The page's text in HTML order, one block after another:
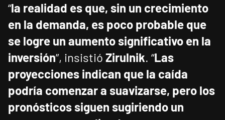
“la realidad es que, sin un crecimiento
en la demanda, es poco probable que
se logre un aumento significativo en la
inversión”, insistió Zirulnik. “Las
proyecciones indican que la caída
podría comenzar a suavizarse, pero los
pronósticos siguen sugiriendo un